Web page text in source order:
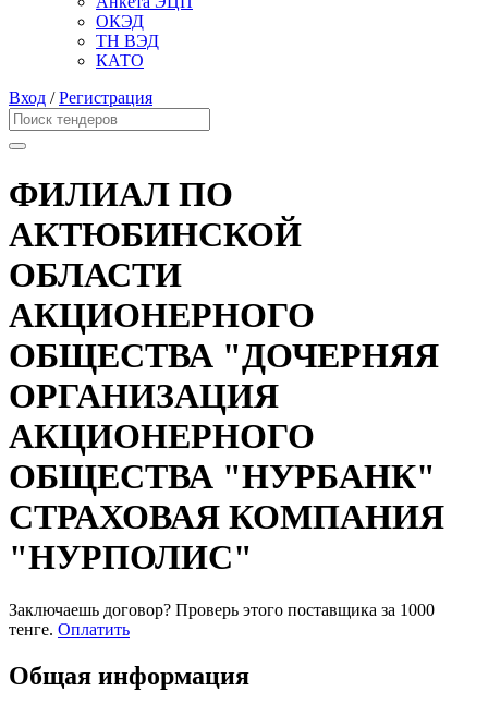
ОКЭД
ТН ВЭД
КАТО
Вход /Регистрация
ФИЛИАЛ ПО
АКТЮБИНСКОЙ
ОБЛАСТИ
АКЦИОНЕРНОГО
ОБЩЕСТВА "ДОЧЕРНЯЯ
ОРГАНИЗАЦИЯ
АКЦИОНЕРНОГО
ОБЩЕСТВА "НУРБАНК"
СТРАХОВАЯ КОМПАНИЯ
"НУРПОЛИС"
Заключаешь договор? Проверь этого поставщика за 1000
тенге. Оплатить
Общая информация